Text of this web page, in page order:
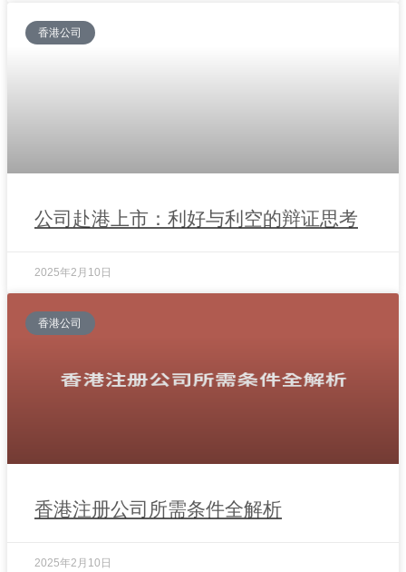
香港公司
公司赴港上市：利好与利空的辩证思考
2025年2月10日
香港公司
香港注册公司所需条件全解析
2025年2月10日